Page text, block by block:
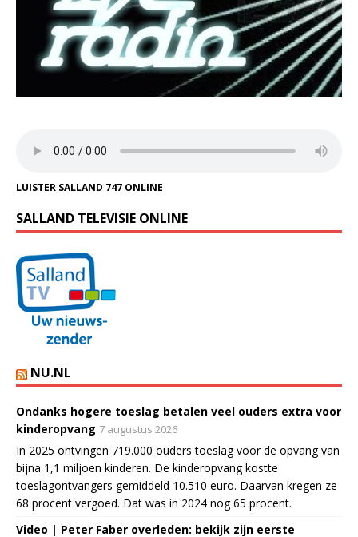
LUISTER SALLAND 747 ONLINE
SALLAND TELEVISIE ONLINE
NU.NL
Ondanks hogere toeslag betalen veel ouders extra voor
kinderopvang 7 augustus 2026
In 2025 ontvingen 719.000 ouders toeslag voor de opvang van
bijna 1,1 miljoen kinderen. De kinderopvang kostte
toeslagontvangers gemiddeld 10.510 euro. Daarvan kregen ze
68 procent vergoed. Dat was in 2024 nog 65 procent.
Video | Peter Faber overleden: bekijk zijn eerste